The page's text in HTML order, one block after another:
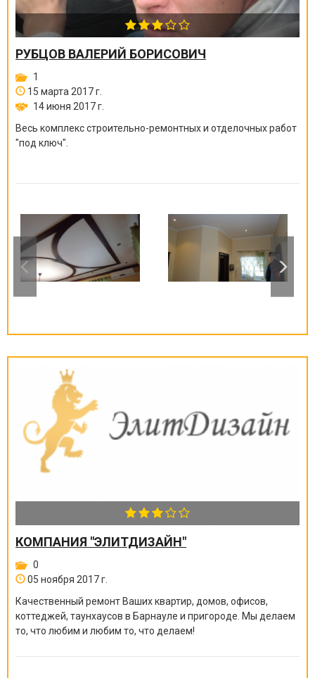
РУБЦОВ ВАЛЕРИЙ БОРИСОВИЧ
1
15 марта 2017 г.
14 июня 2017 г.
Весь комплекс строительно-ремонтных и отделочных работ
"под ключ".
КОМПАНИЯ "ЭЛИТДИЗАЙН"
0
05 ноября 2017 г.
Качественный ремонт Ваших квартир, домов, офисов,
коттеджей, таунхаусов в Барнауле и пригороде. Мы делаем
то, что любим и любим то, что делаем!